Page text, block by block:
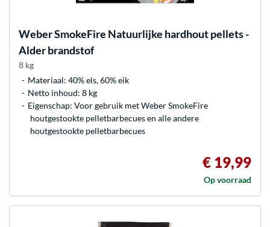
WeberSmokeFire Natuurlijke hardhout pellets -
Alder brandstof
8 kg
Materiaal: 40% els, 60% eik
Netto inhoud: 8 kg
Eigenschap: Voor gebruik met Weber SmokeFire
houtgestookte pelletbarbecues en alle andere
houtgestookte pelletbarbecues
€ 19,99
Op voorraad